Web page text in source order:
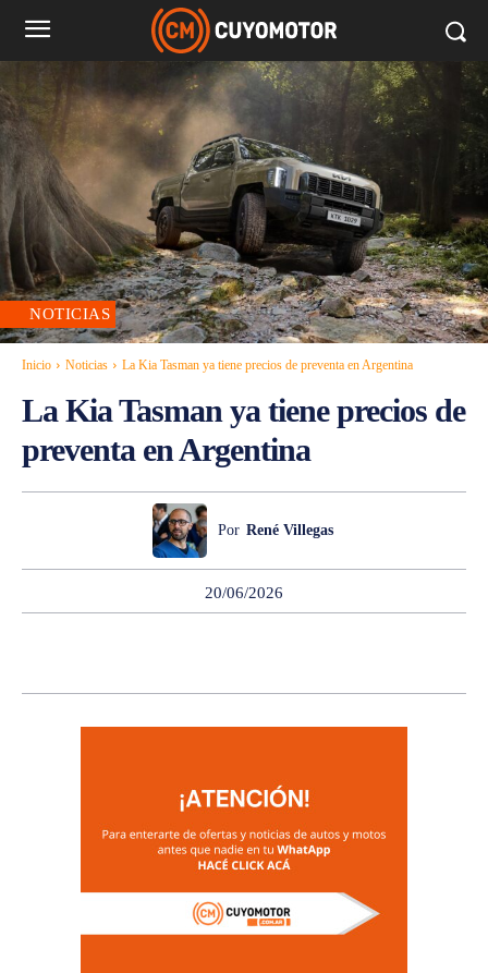
NOTICIAS
Inicio Noticias La Kia Tasman ya tiene precios de preventa en Argentina
La Kia Tasman ya tiene precios de
preventa en Argentina
Por René Villegas
20/06/2026